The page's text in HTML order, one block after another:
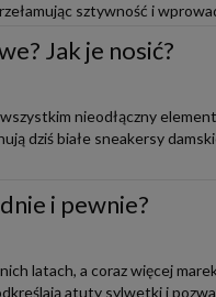
sztywność i
Jak je nosić?
nieodłączny
dziś białe sneakersy
i pewnie?
latach, a coraz więcej
atuty sylwetki i